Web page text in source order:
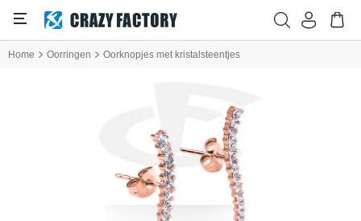
Home Oorringen Oorknopjes met kristalsteentjes